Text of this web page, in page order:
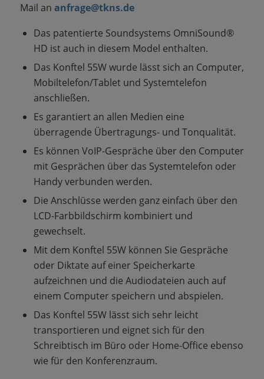
Mail an anfrage@tkns.de
Das patentierte Soundsystems OmniSound®
HD ist auch in diesem Model enthalten.
Das Konftel 55W wurde lässt sich an Computer,
Mobiltelefon/Tablet und Systemtelefon
anschließen.
Es garantiert an allen Medien eine
überragende Übertragungs- und Tonqualität.
Es können VoIP-Gespräche über den Computer
mit Gesprächen über das Systemtelefon oder
Handy verbunden werden.
Die Anschlüsse werden ganz einfach über den
LCD-Farbbildschirm kombiniert und
gewechselt.
Mit dem Konftel 55W können Sie Gespräche
oder Diktate auf einer Speicherkarte
aufzeichnen und die Audiodateien auch auf
einem Computer speichern und abspielen.
Das Konftel 55W lässt sich sehr leicht
transportieren und eignet sich für den
Schreibtisch im Büro oder Home-Office ebenso
wie für den Konferenzraum.